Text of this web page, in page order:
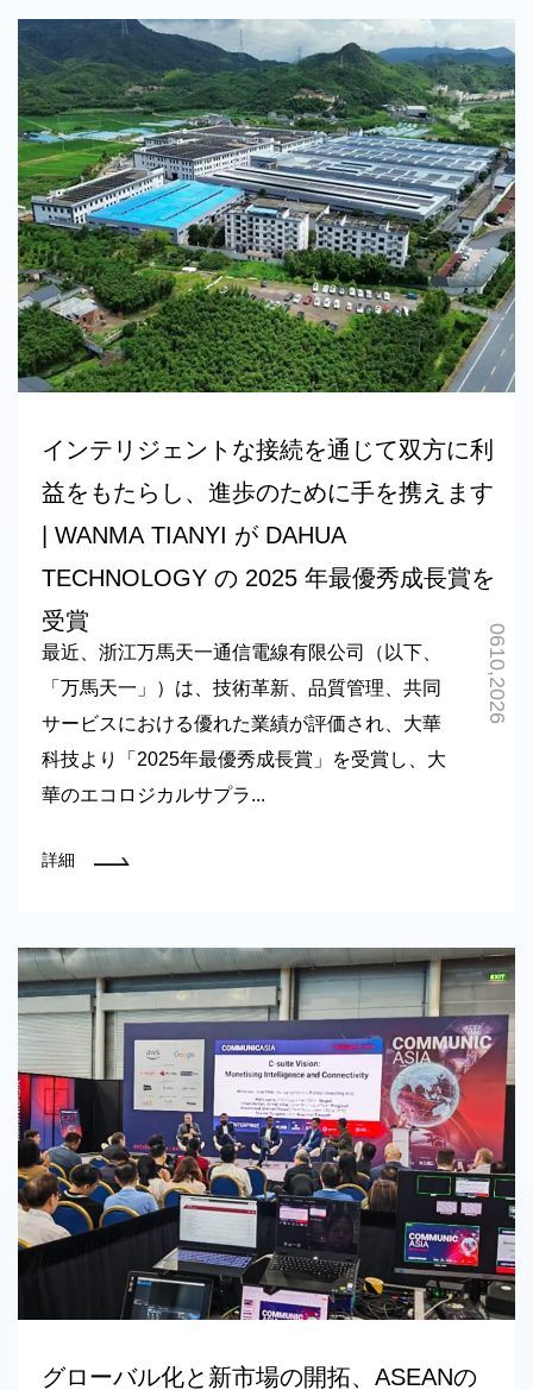
インテリジェントな接続を通じて双方に利
益をもたらし、進歩のために手を携えます
| WANMA TIANYI が DAHUA
TECHNOLOGY の 2025 年最優秀成長賞を
受賞
最近、浙江万馬天一通信電線有限公司（以下、
「万馬天一」）は、技術革新、品質管理、共同
サービスにおける優れた業績が評価され、大華
科技より「2025年最優秀成長賞」を受賞し、大
華のエコロジカルサプラ...
詳細
0610,2026
グローバル化と新市場の開拓、ASEANの